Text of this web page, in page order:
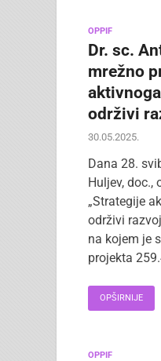
OPPIF
Dr. sc.
mrežno
održivi
30.05.2025.
Dana 28.
Huljev, doc.,
„Strategije
održivi
na kojem je
projekta
OPŠIRNIJE
OPPIF